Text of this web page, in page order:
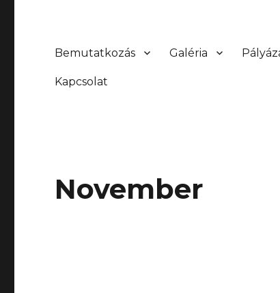
Bemutatkozás Galéria
Kapcsolat
November